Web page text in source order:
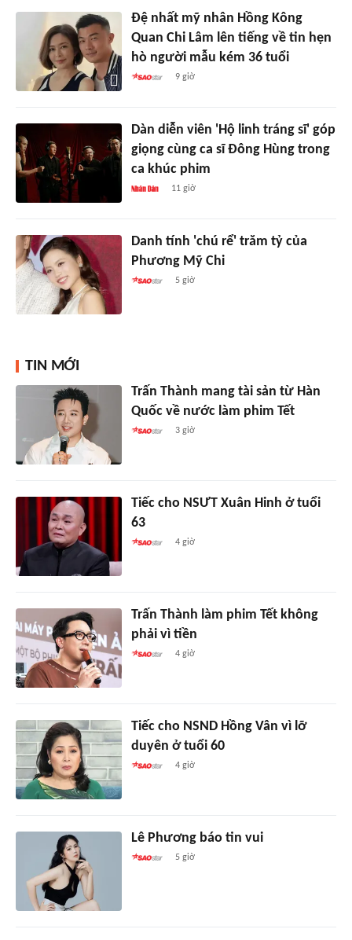
Đệ nhất mỹ nhân Hồng Kông
Quan Chi Lâm lên tiếng về tin hẹn
hò người mẫu kém 36 tuổi
9 giờ
Dàn diễn viên 'Hộ linh tráng sĩ' góp
giọng cùng ca sĩ Đông Hùng trong
ca khúc phim
11 giờ
Danh tính 'chú rể' trăm tỷ của
Phương Mỹ Chi
5 giờ
TIN MỚI
Trấn Thành mang tài sản từ Hàn
Quốc về nước làm phim Tết
3 giờ
Tiếc cho NSƯT Xuân Hinh ở tuổi
63
4 giờ
Trấn Thành làm phim Tết không
phải vì tiền
4 giờ
Tiếc cho NSND Hồng Vân vì lỡ
duyên ở tuổi 60
4 giờ
Lê Phương báo tin vui
5 giờ